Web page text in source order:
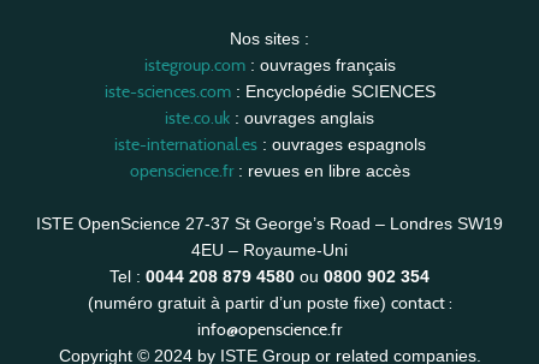
Nos sites :
istegroup.com: ouvrages français
iste-sciences.com: Encyclopédie SCIENCES
iste.co.uk : ouvrages anglais
iste-international.es: ouvrages espagnols
openscience.fr: revues en libre accès
ISTE OpenScience 27-37 St George’s Road – Londres SW19
4EU – Royaume-Uni
Tel : 0044 208 879 4580 ou 0800 902 354
(numéro gratuit à partir d’un poste fixe) contact :
info@openscience.fr
Copyright © 2024 by ISTE Group or related companies.